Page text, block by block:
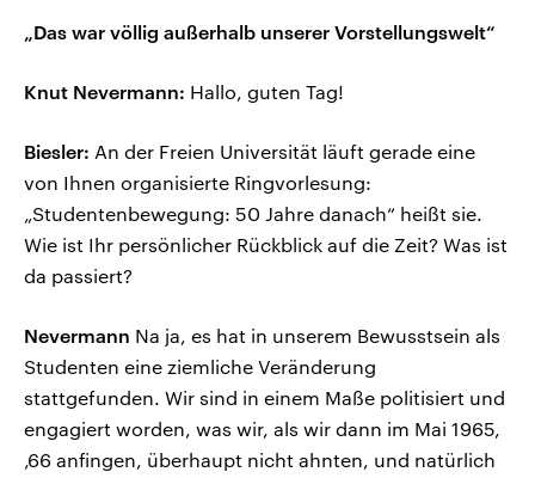
„Das war völlig außerhalb unserer Vorstellungswelt“
Knut Nevermann: Hallo, guten Tag!
Biesler: An der Freien Universität läuft gerade eine
von Ihnen organisierte Ringvorlesung:
„Studentenbewegung: 50 Jahre danach“ heißt sie.
Wie ist Ihr persönlicher Rückblick auf die Zeit? Was ist
da passiert?
Nevermann Na ja, es hat in unserem Bewusstsein als
Studenten eine ziemliche Veränderung
stattgefunden. Wir sind in einem Maße politisiert und
engagiert worden, was wir, als wir dann im Mai 1965,
‚66 anfingen, überhaupt nicht ahnten, und natürlich